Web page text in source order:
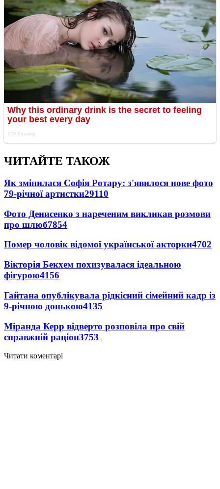
ЧИТАЙТЕ ТАКОЖ
Як змінилася Софія Ротару: з'явилося нове фото
79-річної артистки29110
Фото Денисенко з нареченим викликав розмови
про шлюб7854
Помер чоловік відомої української акторки4702
Вікторія Бекхем похизувалася ідеальною
фігурою4156
Гайтана опублікувала рідкісний сімейний кадр із
9-річною донькою4135
Міранда Керр відверто розповіла про свій
справжній раціон3753
Читати коментарі